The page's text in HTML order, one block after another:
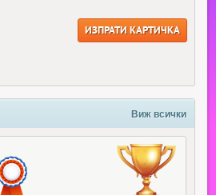
ИЗПРАТИ КАРТИЧКА
Виж всички